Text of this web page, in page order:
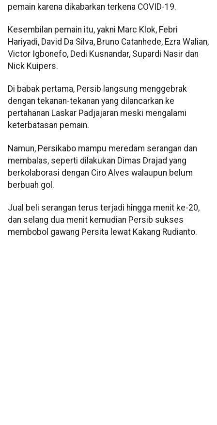
pemain karena dikabarkan terkena COVID-19.
Kesembilan pemain itu, yakni Marc Klok, Febri
Hariyadi, David Da Silva, Bruno Catanhede, Ezra Walian,
Victor Igbonefo, Dedi Kusnandar, Supardi Nasir dan
Nick Kuipers.
Di babak pertama, Persib langsung menggebrak
dengan tekanan-tekanan yang dilancarkan ke
pertahanan Laskar Padjajaran meski mengalami
keterbatasan pemain.
Namun, Persikabo mampu meredam serangan dan
membalas, seperti dilakukan Dimas Drajad yang
berkolaborasi dengan Ciro Alves walaupun belum
berbuah gol.
Jual beli serangan terus terjadi hingga menit ke-20,
dan selang dua menit kemudian Persib sukses
membobol gawang Persita lewat Kakang Rudianto.